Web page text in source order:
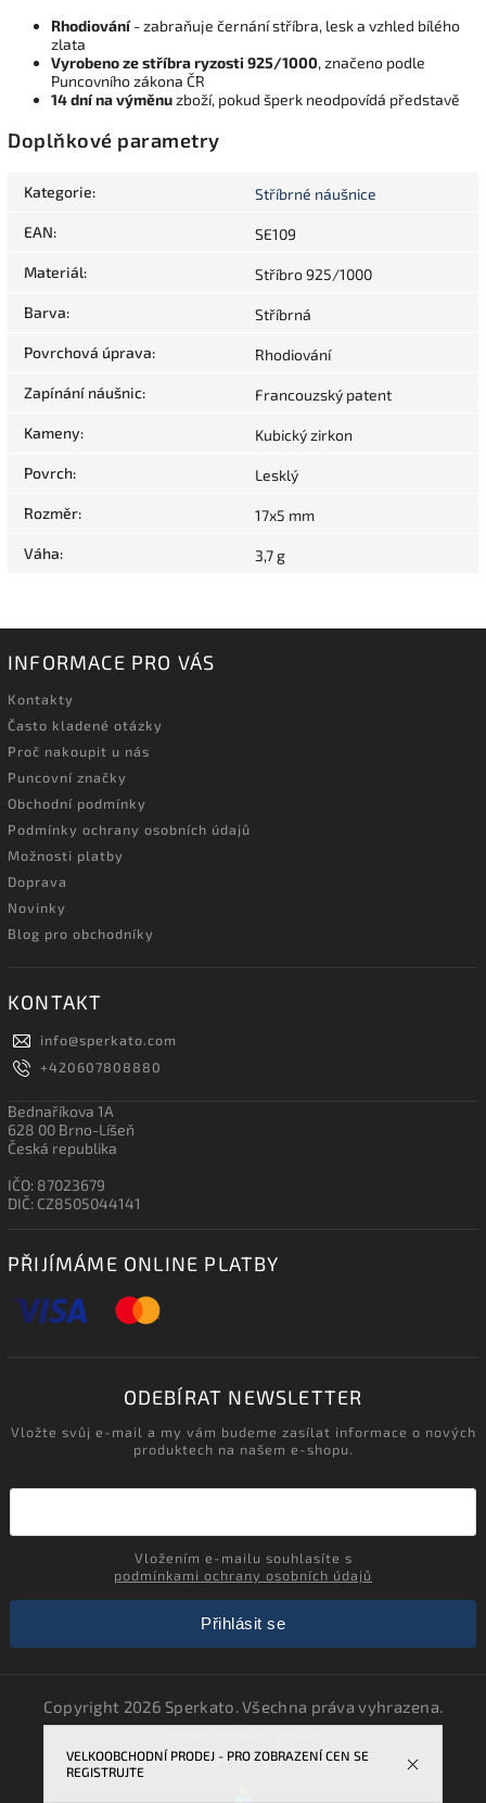
VELKOOBCHODNÍ PRODEJ - PRO ZOBRAZENÍ CEN SE
REGISTRUJTE
Rhodiování- zabraňuje černání stříbra, lesk a vzhled bílého
zlata
Vyrobeno ze stříbra ryzosti 925/1000, značeno podle
Puncovního zákona ČR
14 dní na výměnuzboží, pokud šperk neodpovídá představě
Doplňkové parametry
Kategorie: Stříbrné náušnice
EAN: SE109
Materiál: Stříbro 925/1000
Barva: Stříbrná
Povrchová úprava: Rhodiování
Zapínání náušnic: Francouzský patent
Kameny: Kubický zirkon
Povrch: Lesklý
Rozměr: 17x5 mm
Váha: 3,7 g
INFORMACE PRO VÁS
Kontakty
Často kladené otázky
Proč nakoupit u nás
Puncovní značky
Obchodní podmínky
Podmínky ochrany osobních údajů
Možnosti platby
Doprava
Novinky
Blog pro obchodníky
KONTAKT
info@sperkato.com
+420607808880
Bednaříkova 1A
628 00 Brno-Líšeň
Česká republika
IČO: 87023679
DIČ: CZ8505044141
PŘIJÍMÁME ONLINE PLATBY
ODEBÍRAT NEWSLETTER
Vložte svůj e-mail a my vám budeme zasílat informace o nových
produktech na našem e-shopu.
podmínkami ochrany osobních údajů
Přihlásit se
Copyright 2026 Sperkato. Všechna práva vyhrazena.
VytvořilShoptet| DesignShoptak.cz.